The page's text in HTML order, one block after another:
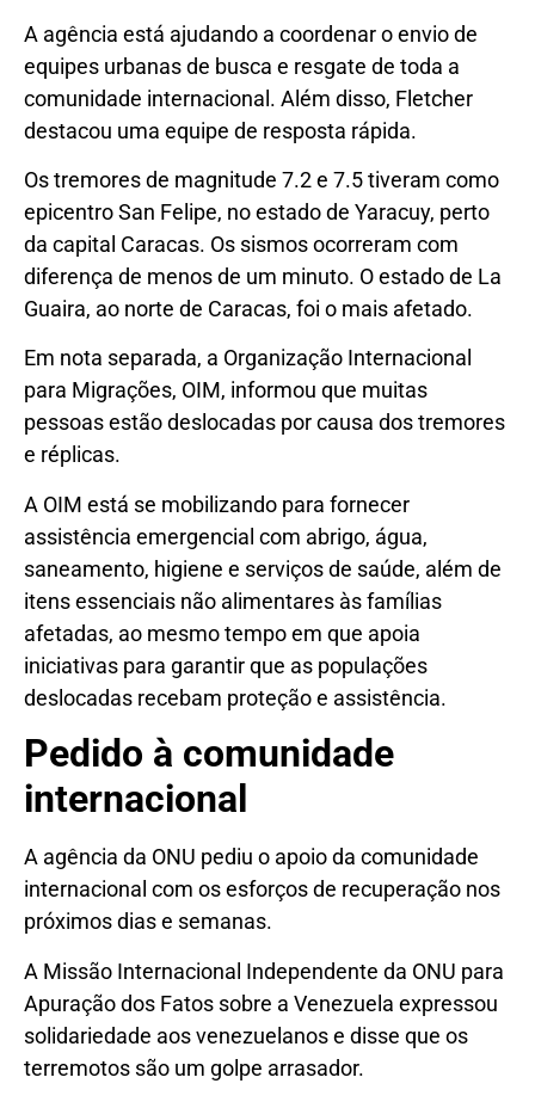
A agência está ajudando a coordenar o envio de
equipes urbanas de busca e resgate de toda a
comunidade internacional. Além disso, Fletcher
destacou uma equipe de resposta rápida.
Os tremores de magnitude 7.2 e 7.5 tiveram como
epicentro San Felipe, no estado de Yaracuy, perto
da capital Caracas. Os sismos ocorreram com
diferença de menos de um minuto. O estado de La
Guaira, ao norte de Caracas, foi o mais afetado.
Em nota separada, a Organização Internacional
para Migrações, OIM, informou que muitas
pessoas estão deslocadas por causa dos tremores
e réplicas.
A OIM está se mobilizando para fornecer
assistência emergencial com abrigo, água,
saneamento, higiene e serviços de saúde, além de
itens essenciais não alimentares às famílias
afetadas, ao mesmo tempo em que apoia
iniciativas para garantir que as populações
deslocadas recebam proteção e assistência.
Pedido à comunidade
internacional
A agência da ONU pediu o apoio da comunidade
internacional com os esforços de recuperação nos
próximos dias e semanas.
A Missão Internacional Independente da ONU para
Apuração dos Fatos sobre a Venezuela expressou
solidariedade aos venezuelanos e disse que os
terremotos são um golpe arrasador.